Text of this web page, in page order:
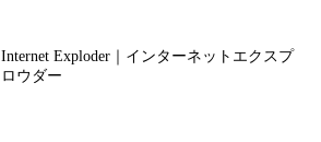
Internet Exploder｜インターネットエクスプ
ロウダー